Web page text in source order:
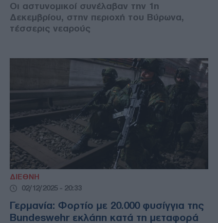
Οι αστυνομικοί συνέλαβαν την 1η
Δεκεμβρίου, στην περιοχή του Βύρωνα,
τέσσερις νεαρούς
ΔΙΕΘΝΗ
02/12/2025 - 20:33
Γερμανία: Φορτίο με 20.000 φυσίγγια της
Bundeswehr εκλάπη κατά τη μεταφορά